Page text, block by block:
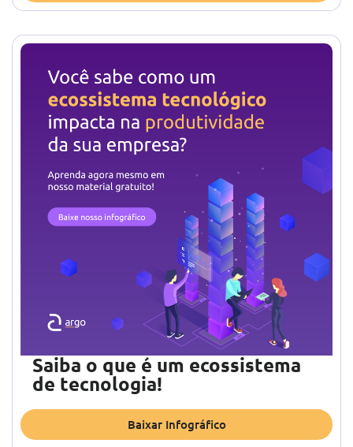
Saiba o que é um ecossistema
de tecnologia!
Baixar Infográfico